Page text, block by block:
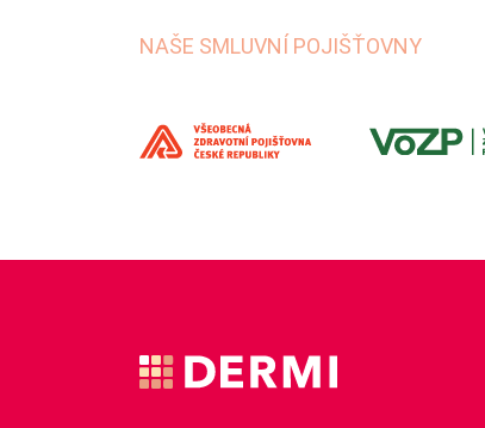
NAŠE SMLUVNÍ POJIŠŤOVNY